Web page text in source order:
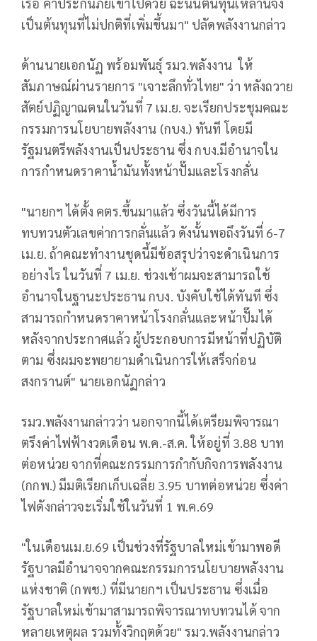
เรือ ค่าประกันภัยเข้าไปด้วย ฉะนั้นต้นทุนเหล่านี้จึง
เป็นต้นทุนที่ไม่ปกติที่เพิ่มขึ้นมา" ปลัดพลังงานกล่าว
ด้านนายเอกนัฏ พร้อมพันธุ์ รมว.พลังงาน ให้
สัมภาษณ์ผ่านรายการ "เจาะลึกทั่วไทย" ว่า หลังถวาย
สัตย์ปฏิญาณตนในวันที่ 7 เม.ย. จะเรียกประชุมคณะ
กรรมการนโยบายพลังงาน (กบง.) ทันที โดยมี
รัฐมนตรีพลังงานเป็นประธาน ซึ่ง กบง.มีอำนาจใน
การกำหนดราคาน้ำมันทั้งหน้าปั๊มและโรงกลั่น
"นายกฯ ได้ตั้ง คตร.ขึ้นมาแล้ว ซึ่งวันนี้ได้มีการ
ทบทวนตัวเลขค่าการกลั่นแล้ว ดังนั้นพอถึงวันที่ 6-7
เม.ย. ถ้าคณะทำงานชุดนี้มีข้อสรุปว่าจะดำเนินการ
อย่างไร ในวันที่ 7 เม.ย. ช่วงเช้าผมจะสามารถใช้
อำนาจในฐานะประธาน กบง. บังคับใช้ได้ทันที ซึ่ง
สามารถกำหนดราคาหน้าโรงกลั่นและหน้าปั๊มได้
หลังจากประกาศแล้ว ผู้ประกอบการมีหน้าที่ปฏิบัติ
ตาม ซึ่งผมจะพยายามดำเนินการให้เสร็จก่อน
สงกรานต์" นายเอกนัฏกล่าว
รมว.พลังงานกล่าวว่า นอกจากนี้ได้เตรียมพิจารณา
ตรึงค่าไฟฟ้างวดเดือน พ.ค.-ส.ค. ให้อยู่ที่ 3.88 บาท
ต่อหน่วย จากที่คณะกรรมการกำกับกิจการพลังงาน
(กกพ.) มีมติเรียกเก็บเฉลี่ย 3.95 บาทต่อหน่วย ซึ่งค่า
ไฟดังกล่าวจะเริ่มใช้ในวันที่ 1 พ.ค.69
"ในเดือนเม.ย.69 เป็นช่วงที่รัฐบาลใหม่เข้ามาพอดี
รัฐบาลมีอำนาจจากคณะกรรมการนโยบายพลังงาน
แห่งชาติ (กพช.) ที่มีนายกฯ เป็นประธาน ซึ่งเมื่อ
รัฐบาลใหม่เข้ามาสามารถพิจารณาทบทวนได้ จาก
หลายเหตุผล รวมทั้งวิกฤตด้วย" รมว.พลังงานกล่าว